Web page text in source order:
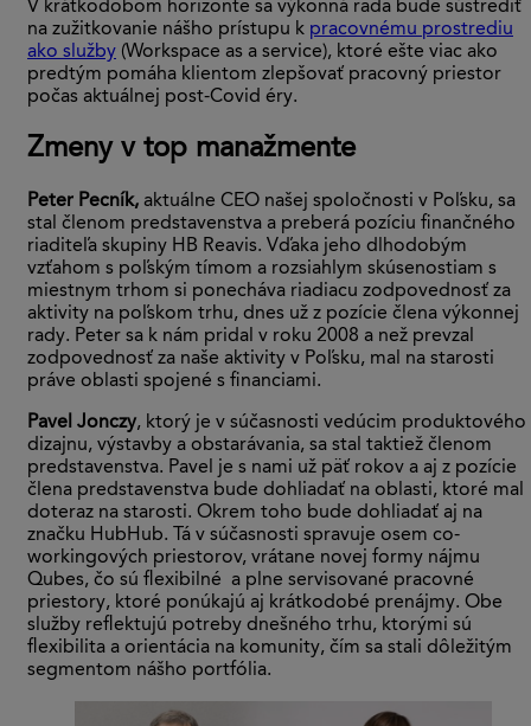
V krátkodobom horizonte sa výkonná rada bude sústrediť
na zužitkovanie nášho prístupu k pracovnému prostrediu
ako služby (Workspace as a service), ktoré ešte viac ako
predtým pomáha klientom zlepšovať pracovný priestor
počas aktuálnej post-Covid éry.
Zmeny v top manažmente
Peter Pecník, aktuálne CEO našej spoločnosti v Poľsku, sa
stal členom predstavenstva a preberá pozíciu finančného
riaditeľa skupiny HB Reavis. Vďaka jeho dlhodobým
vzťahom s poľským tímom a rozsiahlym skúsenostiam s
miestnym trhom si ponecháva riadiacu zodpovednosť za
aktivity na poľskom trhu, dnes už z pozície člena výkonnej
rady. Peter sa k nám pridal v roku 2008 a než prevzal
zodpovednosť za naše aktivity v Poľsku, mal na starosti
práve oblasti spojené s financiami.
Pavel Jonczy, ktorý je v súčasnosti vedúcim produktového
dizajnu, výstavby a obstarávania, sa stal taktiež členom
predstavenstva. Pavel je s nami už päť rokov a aj z pozície
člena predstavenstva bude dohliadať na oblasti, ktoré mal
doteraz na starosti. Okrem toho bude dohliadať aj na
značku HubHub. Tá v súčasnosti spravuje osem co-
workingových priestorov, vrátane novej formy nájmu
Qubes, čo sú flexibilné a plne servisované pracovné
priestory, ktoré ponúkajú aj krátkodobé prenájmy. Obe
služby reflektujú potreby dnešného trhu, ktorými sú
flexibilita a orientácia na komunity, čím sa stali dôležitým
segmentom nášho portfólia.